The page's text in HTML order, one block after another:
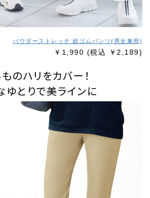
パウダーストレッチ 総ゴムパンツ(男女兼用)
￥1,990 (税込 ￥2,189)
のハリをカバー！
ゆとりで美ラインに